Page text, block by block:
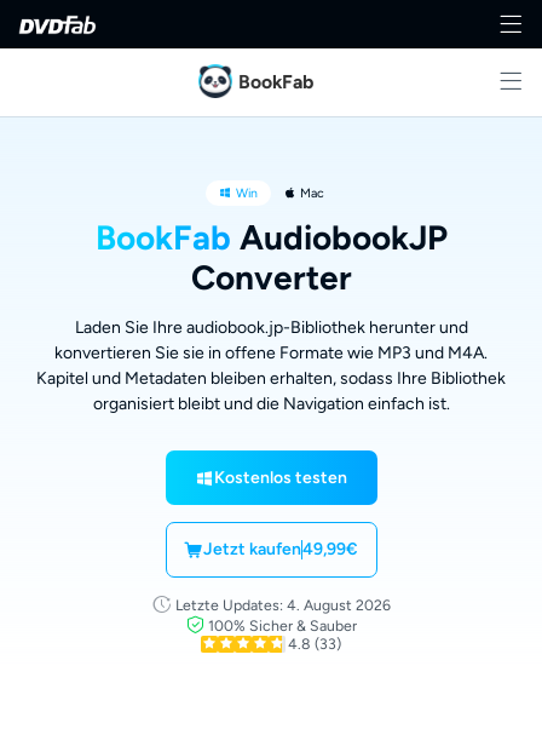
BookFab
Win Mac
BookFab AudiobookJP
Converter
Laden Sie Ihre audiobook.jp-Bibliothek herunter und
konvertieren Sie sie in offene Formate wie MP3 und M4A.
Kapitel und Metadaten bleiben erhalten, sodass Ihre Bibliothek
organisiert bleibt und die Navigation einfach ist.
Kostenlos testen
Jetzt kaufen49,99€
Letzte Updates: 4. August 2026
100% Sicher & Sauber
4.8 (33)